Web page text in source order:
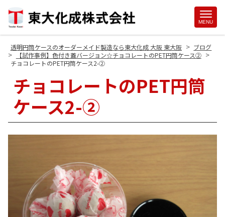
MENU
透明円筒ケースのオーダーメイド製造なら東大化成 大阪 東大阪 > ブログ
> 【試作事例】色付き蓋バージョン☆チョコレートのPET円筒ケース② >
チョコレートのPET円筒ケース2-②
チョコレートのPET円筒
ケース2-②
Site
Footer